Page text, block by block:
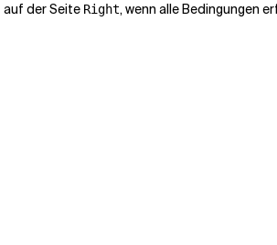
auf der Seite Right, wenn alle Bedingungen